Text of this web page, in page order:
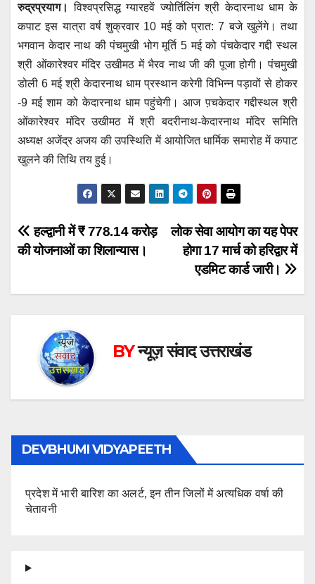
at
s
A
p
p
c
e
b
o
o
k
tt
er
ail ss
e
n
g
er
e
gr
a
m
रुद्रप्रयाग। विश्वप्रसिद्ध ग्यारहवें ज्योर्तिलिंग श्री केदारनाथ धाम के
कपाट इस यात्रा वर्ष शुक्रवार 10 मई को प्रात: 7 बजे खुलेंगे। तथा
भगवान केदार नाथ की पंचमुखी भोग मूर्ति 5 मई को पंचकेदार गद्दी स्थल
श्री ओंकारेश्वर मंदिर उखीमठ में भैरव नाथ जी की पूजा होगी। पंचमुखी
डोली 6 मई श्री केदारनाथ धाम प्रस्थान करेगी विभिन्न पड़ावों से होकर
-9 मई शाम को केदारनाथ धाम पहुंचेगी। आज प़चकेदार गद्दीस्थल श्री
ओंकारेश्वर मंदिर उखीमठ में श्री बदरीनाथ-केदारनाथ मंदिर समिति
अध्यक्ष अजेंद्र अजय की उपस्थिति में आयोजित धार्मिक समारोह में कपाट
खुलने की तिथि तय हुई।
Post
navigation
लोक सेवा आयोग का यह पेपर
होगा 17 मार्च को हरिद्वार में
एडमिट कार्ड जारी।
हल्द्वानी में ₹ 778.14 करोड़
की योजनाओं का शिलान्यास।
BYन्यूज़ संवाद उत्तराखंड
DEVBHUMI VIDYAPEETH
प्रदेश में भारी बारिश का अलर्ट, इन तीन जिलों में अत्यधिक वर्षा की
चेतावनी